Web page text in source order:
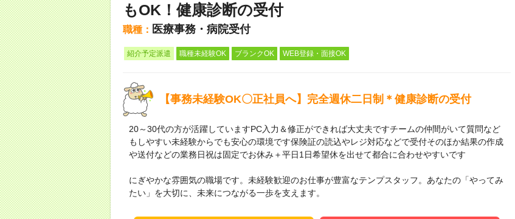
もOK！健康診断の受付
職種： 医療事務・病院受付
紹介予定派遣 職種未経験OK ブランクOK WEB登録・面接OK
【事務未経験OK〇正社員へ】完全週休二日制＊健康診断の受付
20～30代の方が活躍していますPC入力＆修正ができれば大丈夫ですチームの仲間がいて質問など
もしやすい未経験からでも安心の環境です保険証の読込やレジ対応などで受付そのほか結果の作成
や送付などの業務日祝は固定でお休み＋平日1日希望休を出せて都合に合わせやすいです
にぎやかな雰囲気の職場です。未経験歓迎のお仕事が豊富なテンプスタッフ。あなたの「やってみ
たい」を大切に、未来につながる一歩を支えます。